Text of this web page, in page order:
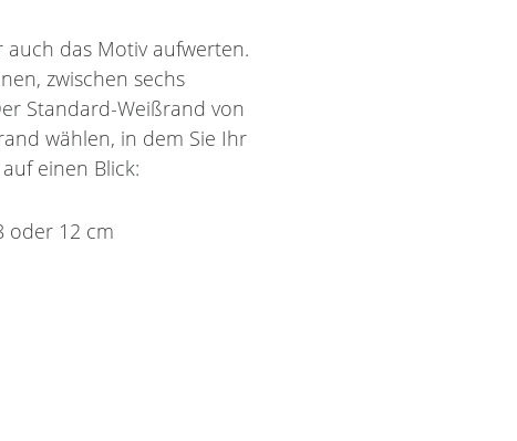
das Motiv aufwerten.
zwischen sechs
Standard-Weißrand von
wählen, in dem Sie Ihr
einen Blick:
oder 12 cm